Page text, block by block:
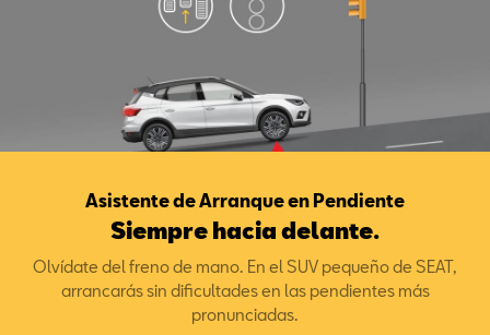
Asistente de Arranque en Pendiente
Siempre hacia delante.
Olvídate del freno de mano. En el SUV pequeño de SEAT,
arrancarás sin dificultades en las pendientes más
pronunciadas.